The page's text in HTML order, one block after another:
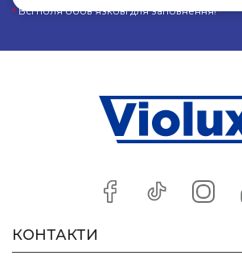
*Всі поля обов’язкові для заповнення!
КОНТАКТИ